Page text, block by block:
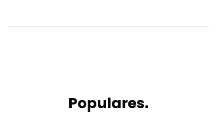
Populares.